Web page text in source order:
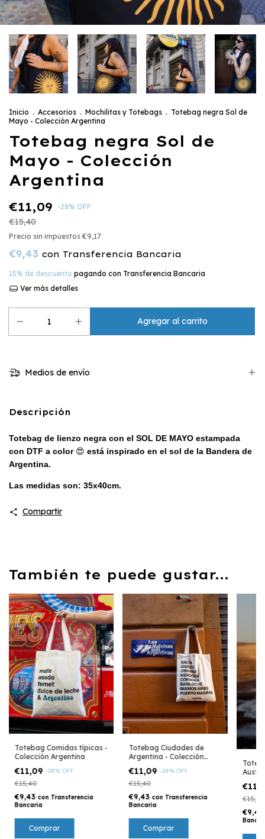
Inicio . Accesorios . Mochilitas y Totebags . Totebag negra Sol de
Mayo - Colección Argentina
Totebag negra Sol de
Mayo - Colección
Argentina
€11,09 -28% OFF
€15,40
Precio sin impuestos €9,17
€9,43 con Transferencia Bancaria
15% de descuento pagando con Transferencia Bancaria
Ver más detalles
Medios de envío
Descripción
Totebag de lienzo negra con el SOL DE MAYO estampada
con DTF a color 😍 está inspirado en el sol de la Bandera de
Argentina.
Las medidas son: 35x40cm.
Compartir
También te puede gustar...
Totebag Comidas típicas -
Colección Argentina
€11,09 -28% OFF
€15,40
€9,43 con Transferencia
Bancaria
Totebag Ciudades de
Argentina - Colección
€11,09 -28% OFF
€15,40
€9,43 con Transferencia
Bancaria
€15,40
€9,43